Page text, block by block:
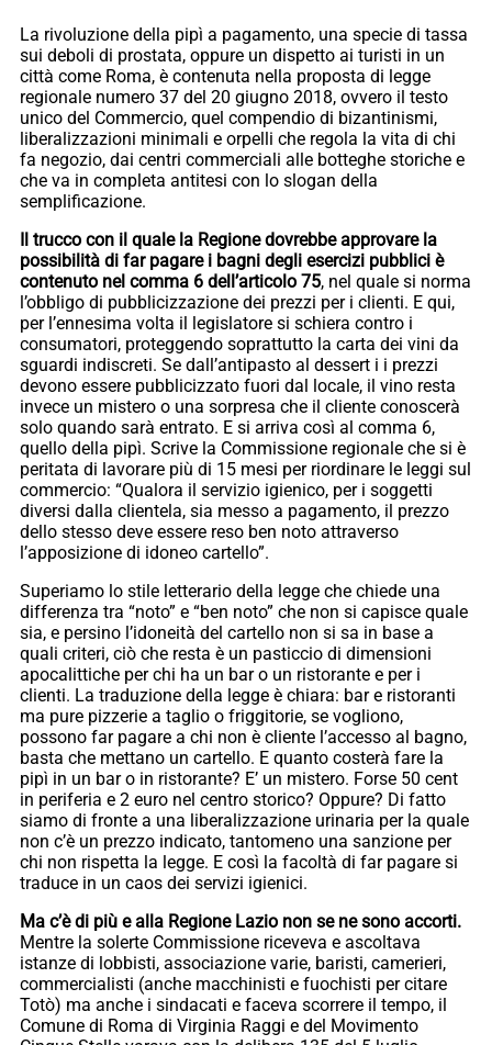
La rivoluzione della pipì a pagamento, una specie di tassa
sui deboli di prostata, oppure un dispetto ai turisti in un
città come Roma, è contenuta nella proposta di legge
regionale numero 37 del 20 giugno 2018, ovvero il testo
unico del Commercio, quel compendio di bizantinismi,
liberalizzazioni minimali e orpelli che regola la vita di chi
fa negozio, dai centri commerciali alle botteghe storiche e
che va in completa antitesi con lo slogan della
semplificazione.
Il trucco con il quale la Regione dovrebbe approvare la
possibilità di far pagare i bagni degli esercizi pubblici è
contenuto nel comma 6 dell’articolo 75, nel quale si norma
l’obbligo di pubblicizzazione dei prezzi per i clienti. E qui,
per l’ennesima volta il legislatore si schiera contro i
consumatori, proteggendo soprattutto la carta dei vini da
sguardi indiscreti. Se dall’antipasto al dessert i i prezzi
devono essere pubblicizzato fuori dal locale, il vino resta
invece un mistero o una sorpresa che il cliente conoscerà
solo quando sarà entrato. E si arriva così al comma 6,
quello della pipì. Scrive la Commissione regionale che si è
peritata di lavorare più di 15 mesi per riordinare le leggi sul
commercio: “Qualora il servizio igienico, per i soggetti
diversi dalla clientela, sia messo a pagamento, il prezzo
dello stesso deve essere reso ben noto attraverso
l’apposizione di idoneo cartello”.
Superiamo lo stile letterario della legge che chiede una
differenza tra “noto” e “ben noto” che non si capisce quale
sia, e persino l’idoneità del cartello non si sa in base a
quali criteri, ciò che resta è un pasticcio di dimensioni
apocalittiche per chi ha un bar o un ristorante e per i
clienti. La traduzione della legge è chiara: bar e ristoranti
ma pure pizzerie a taglio o friggitorie, se vogliono,
possono far pagare a chi non è cliente l’accesso al bagno,
basta che mettano un cartello. E quanto costerà fare la
pipì in un bar o in ristorante? E’ un mistero. Forse 50 cent
in periferia e 2 euro nel centro storico? Oppure? Di fatto
siamo di fronte a una liberalizzazione urinaria per la quale
non c’è un prezzo indicato, tantomeno una sanzione per
chi non rispetta la legge. E così la facoltà di far pagare si
traduce in un caos dei servizi igienici.
Ma c’è di più e alla Regione Lazio non se ne sono accorti.
Mentre la solerte Commissione riceveva e ascoltava
istanze di lobbisti, associazione varie, baristi, camerieri,
commercialisti (anche macchinisti e fuochisti per citare
Totò) ma anche i sindacati e faceva scorrere il tempo, il
Comune di Roma di Virginia Raggi e del Movimento